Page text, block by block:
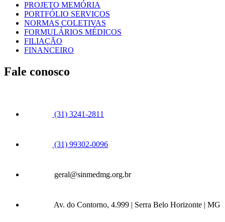
PROJETO MEMÓRIA
PORTFÓLIO SERVIÇOS
NORMAS COLETIVAS
FORMULÁRIOS MÉDICOS
FILIAÇÃO
FINANCEIRO
Fale conosco
(31) 3241-2811
(31) 99302-0096
geral@sinmedmg.org.br
Av. do Contorno, 4.999 | Serra Belo Horizonte | MG